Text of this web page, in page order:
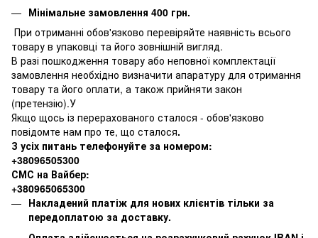
Мінімальне замовлення 400 грн.
При отриманні обов'язково перевіряйте наявність всього
товару в упаковці та його зовнішній вигляд.
В разі пошкодження товару або неповної комплектації
замовлення необхідно визначити апаратуру для отримання
товару та його оплати, а також прийняти закон
(претензію).У
Якщо щось із перерахованого сталося - обов'язково
повідомте нам про те, що сталося.
З усіх питань телефонуйте за номером:
+38096505300
СМС на Вайбер:
+380965065300
Накладений платіж для нових клієнтів тільки за
передоплатою за доставку.